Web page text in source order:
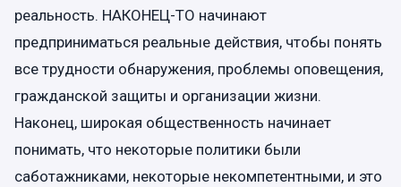
реальность. НАКОНЕЦ-ТО начинают
предприниматься реальные действия, чтобы понять
все трудности обнаружения, проблемы оповещения,
гражданской защиты и организации жизни.
Наконец, широкая общественность начинает
понимать, что некоторые политики были
саботажниками, некоторые некомпетентными, и это